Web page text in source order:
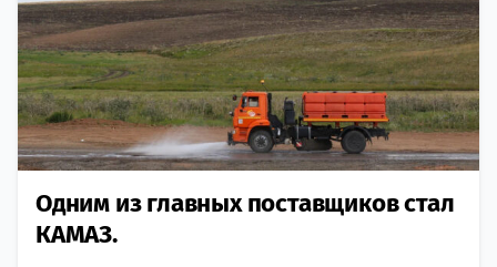
Одним из главных поставщиков стал
КАМАЗ.